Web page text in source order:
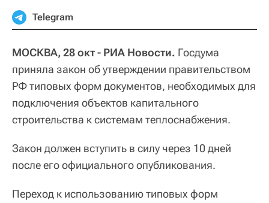
Telegram
МОСКВА, 28 окт - РИА Новости. Госдума
приняла закон об утверждении правительством
РФ типовых форм документов, необходимых для
подключения объектов капитального
строительства к системам теплоснабжения.
Закон должен вступить в силу через 10 дней
после его официального опубликования.
Переход к использованию типовых форм